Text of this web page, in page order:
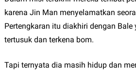
karena Jin Man menyelamatkan
Pertengkaran itu diakhiri dengan Bale
tertusuk dan terkena bom.
Tapi ternyata dia masih hidup dan